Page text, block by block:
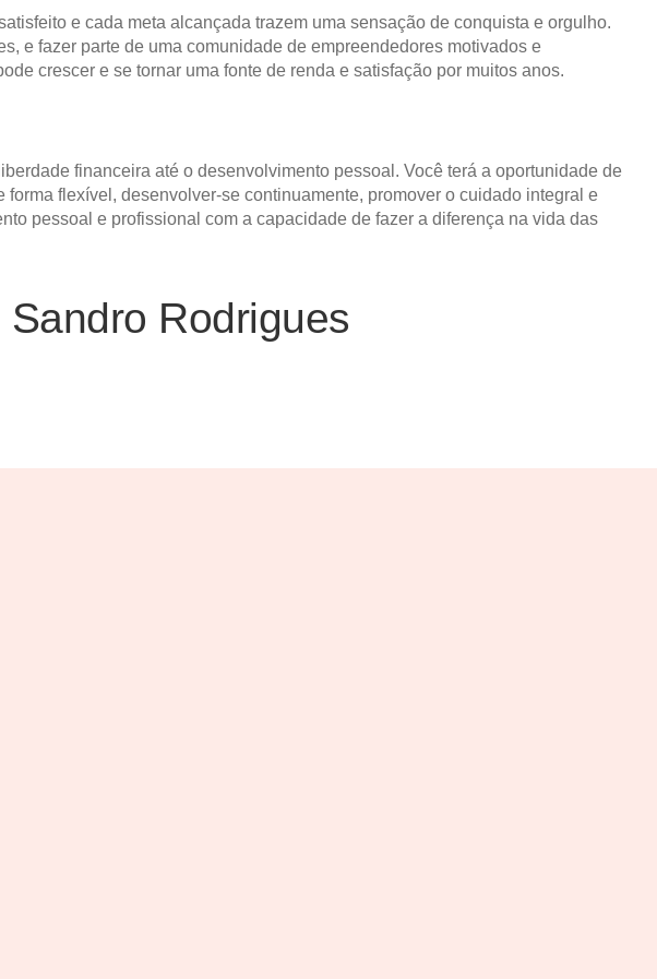
e cada meta alcançada trazem uma sensação de conquista e orgulho.
e fazer parte de uma comunidade de empreendedores motivados e
crescer e se tornar uma fonte de renda e satisfação por muitos anos.
financeira até o desenvolvimento pessoal. Você terá a oportunidade de
flexível, desenvolver-se continuamente, promover o cuidado integral e
pessoal e profissional com a capacidade de fazer a diferença na vida das
Rodrigues